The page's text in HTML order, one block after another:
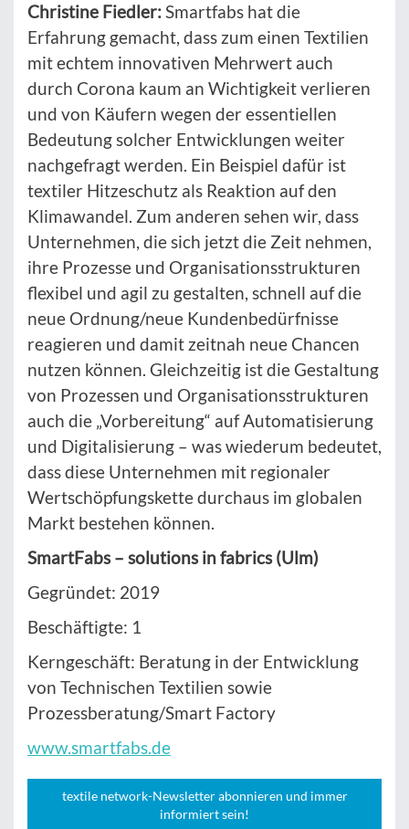
Christine Fiedler:Smartfabs hat die
Erfahrung gemacht, dass zum einen Textilien
mit echtem innovativen Mehrwert auch
durch Corona kaum an Wichtigkeit verlieren
und von Käufern wegen der essentiellen
Bedeutung solcher Entwicklungen weiter
nachgefragt werden. Ein Beispiel dafür ist
textiler Hitzeschutz als Reaktion auf den
Klimawandel. Zum anderen sehen wir, dass
Unternehmen, die sich jetzt die Zeit nehmen,
ihre Prozesse und Organisationsstrukturen
flexibel und agil zu gestalten, schnell auf die
neue Ordnung/neue Kundenbedürfnisse
reagieren und damit zeitnah neue Chancen
nutzen können. Gleichzeitig ist die Gestaltung
von Prozessen und Organisationsstrukturen
auch die „Vorbereitung“ auf Automatisierung
und Digitalisierung – was wiederum bedeutet,
dass diese Unternehmen mit regionaler
Wertschöpfungskette durchaus im globalen
Markt bestehen können.
SmartFabs – solutions in fabrics (Ulm)
Gegründet: 2019
Beschäftigte: 1
Kerngeschäft: Beratung in der Entwicklung
von Technischen Textilien sowie
Prozessberatung/Smart Factory
www.smartfabs.de
textile network-Newsletter abonnieren und immer
informiert sein!